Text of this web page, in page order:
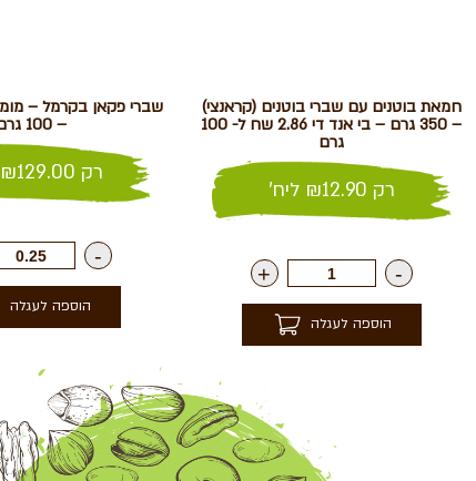
חמאת בוטנים עם שברי בוטנים (קראנצי)
– 350 גרם – בי אנד די 2.86 שח ל- 100
גרם
רק ₪12.90 ליח'
-
+
הוספה לעגלה
– 100 גרם
רק ₪129.00
-
הוספה לעגלה